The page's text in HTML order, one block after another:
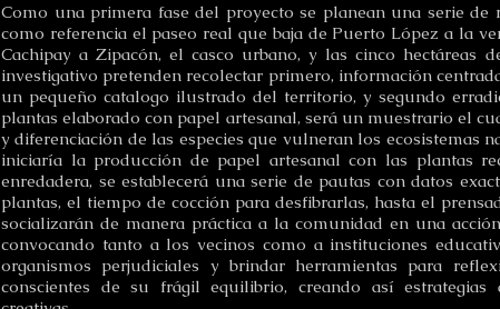
Como una primera fase del proyecto se planean una serie
como referencia el paseo real que baja de Puerto López a la
Cachipay a Zipacón, el casco urbano, y las cinco hectáreas
investigativo pretenden recolectar primero, información
un pequeño catalogo ilustrado del territorio, y segundo
plantas elaborado con papel artesanal, será un muestrario el
y diferenciación de las especies que vulneran los ecosistemas
iniciaría la producción de papel artesanal con las plantas
enredadera, se establecerá una serie de pautas con datos
plantas, el tiempo de cocción para desfibrarlas, hasta el
socializarán de manera práctica a la comunidad en una
convocando tanto a los vecinos como a instituciones
organismos perjudiciales y brindar herramientas para
conscientes de su frágil equilibrio, creando así estrategias